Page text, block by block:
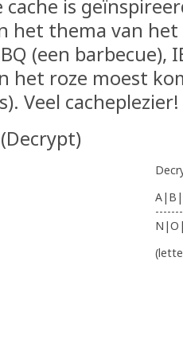
cache is
het thema van
(een barbecue),
het roze moest
Veel cacheplezier!
(Decrypt)